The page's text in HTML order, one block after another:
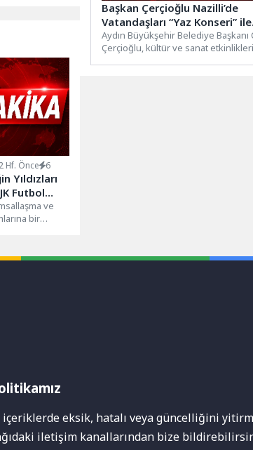
2 Hf. Önce 6
Yıldızları
Futbol
ve
bir
Başkan Çerçioğlu Nazilli’de
Vatandaşları “Yaz Konseri” ile
Buluşturdu
Aydın Büyükşehir Belediye Başkanı
Çerçioğlu, kültür ve sanat
içeriklerde eksik, hatalı veya güncelliğini
iletişim kanallarından bize